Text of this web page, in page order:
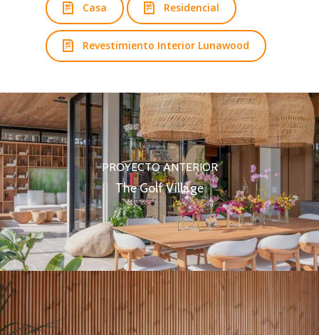
Casa Residencial
Revestimiento Interior Lunawood
PROYECTO ANTERIOR
The Golf Village